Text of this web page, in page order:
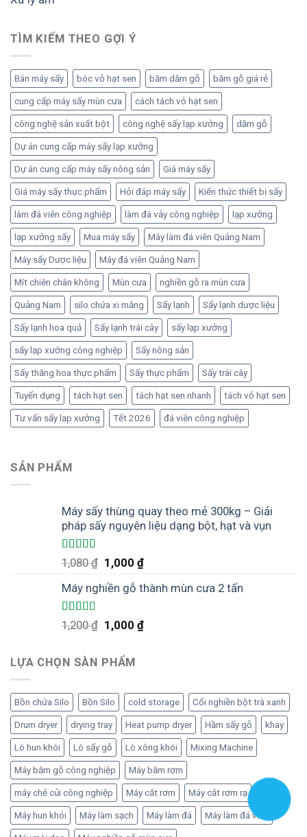
TÌM KIẾM THEO GỢI Ý
Bán máy sấy bóc vỏ hạt sen băm dăm gỗ băm gỗ giá rẻ
cung cấp máy sấy mùn cưa cách tách vỏ hạt sen
công nghệ sản xuất bột công nghệ sấy lạp xưởng dăm gỗ
Dự án cung cấp máy sấy lạp xưởng
Dự án cung cấp máy sấy nông sản Giá máy sấy
Giá máy sấy thực phẩm Hỏi đáp máy sấy Kiến thức thiết bị sấy
làm đá viên công nghiệp làm đá vảy công nghiệp lạp xưởng
lạp xưởng sấy Mua máy sấy Máy làm đá viên Quảng Nam
Máy sấy Dược liệu Máy đá viên Quảng Nam
Mít chiên chân không Mùn cưa nghiền gỗ ra mùn cưa
Quảng Nam silo chứa xi măng Sấy lạnh Sấy lạnh dược liệu
Sấy lạnh hoa quả Sấy lạnh trái cây sấy lạp xưởng
sấy lạp xưởng công nghiệp Sấy nông sản
Sấy thăng hoa thực phẩm Sấy thực phẩm Sấy trái cây
Tuyển dụng tách hạt sen tách hạt sen nhanh tách vỏ hạt sen
Tư vấn sấy lạp xưởng Tết 2026 đá viên công nghiệp
SẢN PHẨM
Máy sấy thùng quay theo mẻ 300kg – Giải
pháp sấy nguyên liệu dạng bột, hạt và vụn
Được xếp
hạng
5.00
5
sao
1,080₫ Giá
là:
1,000₫Giá
tại
1,000 ₫.
Máy nghiền gỗ thành mùn cưa 2 tấn
Được xếp
hạng
5.00
5
1,200₫ Giá
là:
1,200 ₫.
1,000₫Giá
LỰA CHỌN SÀN PHẨM
Bồn chứa Silo Bồn Silo cold storage Cối nghiền bột trà xanh
Drum dryer drying tray Heat pump dryer Hầm sấy gỗ khay
Lò hun khói Lò sấy gỗ Lò xông khói Mixing Machine
Máy băm gỗ công nghiệp Máy băm rơm
máy chẻ củi công nghiệp Máy cắt rơm Máy cắt rơm rạ
Máy hun khói Máy làm sạch Máy làm đá Máy làm đá viên